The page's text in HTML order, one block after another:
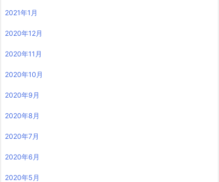
2021年1月
2020年12月
2020年11月
2020年10月
2020年9月
2020年8月
2020年7月
2020年6月
2020年5月